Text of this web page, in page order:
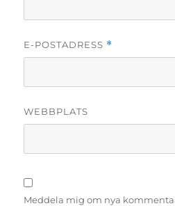
E-POSTADRESS *
WEBBPLATS
Meddela mig om nya